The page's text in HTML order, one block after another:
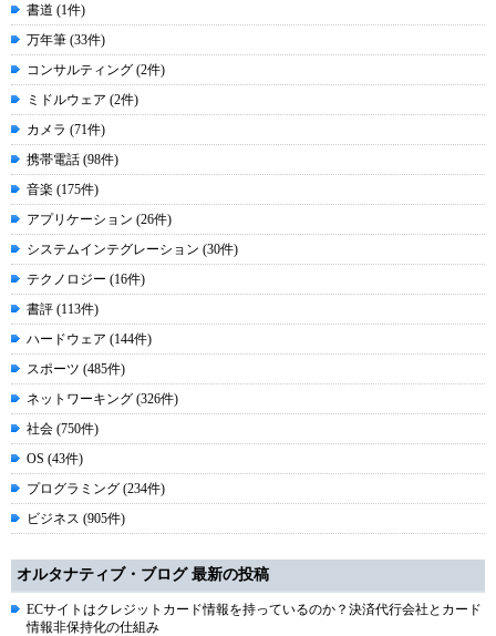
書道 (1件)
万年筆 (33件)
コンサルティング (2件)
ミドルウェア (2件)
カメラ (71件)
携帯電話 (98件)
音楽 (175件)
アプリケーション (26件)
システムインテグレーション (30件)
テクノロジー (16件)
書評 (113件)
ハードウェア (144件)
スポーツ (485件)
ネットワーキング (326件)
社会 (750件)
OS (43件)
プログラミング (234件)
ビジネス (905件)
オルタナティブ・ブログ 最新の投稿
ECサイトはクレジットカード情報を持っているのか？決済代行会社とカード
情報非保持化の仕組み